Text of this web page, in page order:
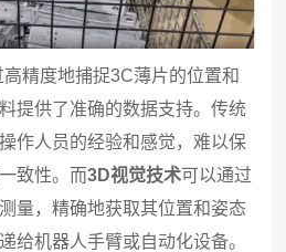
精度地捕捉3C薄片的位置和
提供了准确的数据支持。传统
作人员的经验和感觉，难以保
致性。而3D视觉技术可以通过
量，精确地获取其位置和姿态
给机器人手臂或自动化设备。